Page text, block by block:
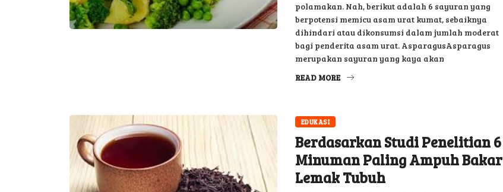
polamakan. Nah, berikut adalah 6 sayuran yang
berpotensi memicu asam urat kumat, sebaiknya
dihindari atau dikonsumsi dalam jumlah moderat
bagi penderita asam urat. AsparagusAsparagus
merupakan sayuran yang kaya akan
READ MORE
EDUKASI
Berdasarkan Studi Penelitian 6
Minuman Paling Ampuh Bakar
Lemak Tubuh